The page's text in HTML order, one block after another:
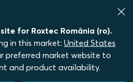
for Roxtec România (ro).
in this market: United States
preferred market website to
and product availability.